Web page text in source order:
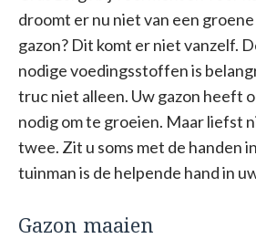
droomt er nu niet van een
gazon? Dit komt er niet vanzelf.
nodige voedingsstoffen is
truc niet alleen. Uw gazon heeft
nodig om te groeien. Maar liefst
twee. Zit u soms met de handen
tuinman is de helpende hand in
Gazon maaien